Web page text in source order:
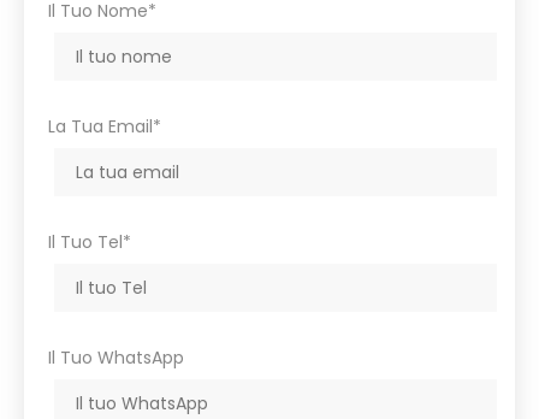
Il Tuo Nome*
La Tua Email*
Il Tuo Tel*
Il Tuo WhatsApp